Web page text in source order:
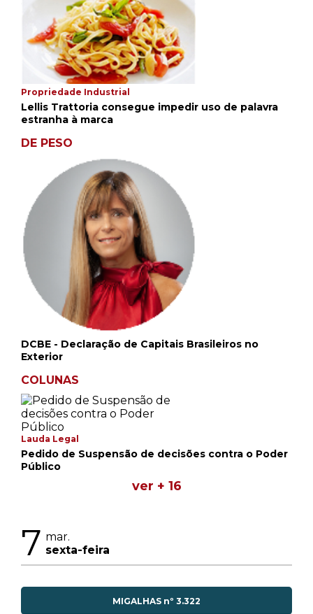
Propriedade Industrial
Lellis Trattoria consegue impedir uso de palavra
estranha à marca
DE PESO
DCBE - Declaração de Capitais Brasileiros no
Exterior
COLUNAS
Lauda Legal
Pedido de Suspensão de decisões contra o Poder
Público
ver + 16
7 mar.
sexta-feira
MIGALHAS nº 3.322